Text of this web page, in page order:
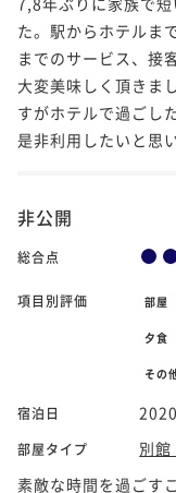
た。駅からホテルま
までのサービス、接
大変美味しく頂きま
すがホテルで過ごし
是非利用したいと思
非公開
総合点
項目別評価 部屋
夕食
その
宿泊日
部屋タイプ
別
素敵な時間を過ごす